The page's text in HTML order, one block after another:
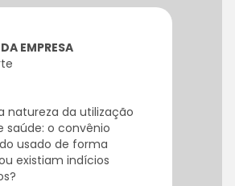
EMPRESA
natureza da utilização
saúde: o convênio
usado de forma
existiam indícios